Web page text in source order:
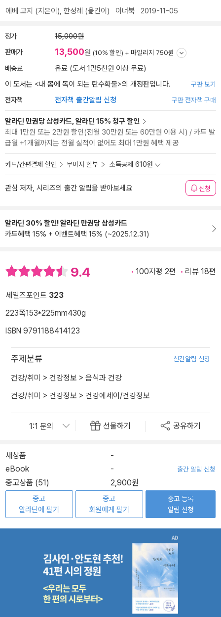
에베 고지 (지은이), 한성례 (옮긴이) 이너북 2019-11-05
정가 15,000원
판매가 13,500원 (10% 할인) + 마일리지 750원
배송료
유료 (도서 1만5천원 이상 무료)
이 도서는 <내 몸에 독이 되는 탄수화물>의 개정판입니다. 구판 보기
전자책 전자책 출간알림 신청 구판 전자책 구매
알라딘 만권당 삼성카드, 알라딘 15% 청구 할인
최대 1만원 또는 2만원 할인(전월 30만원 또는 60만원 이용 시) / 카드 발
급월 +1개월까지는 전월 실적이 없어도 최대 1만원 혜택 제공
카드/간편결제 할인 무이자 할부 소득공제 610원
관심 저자, 시리즈의 출간 알림을 받아보세요 신청
알라딘 30% 할인! 알라딘 만권당 삼성카드
카드혜택 15% + 이벤트혜택 15% (~2025.12.31)
9.4 100자평 2편 리뷰 18편
세일즈포인트 323
223쪽153*225mm430g
ISBN 9791188414123
주제분류 신간알림 신청
건강/취미 > 건강정보 > 음식과 건강
건강/취미 > 건강정보 > 건강에세이/건강정보
선물하기 공유하기
새상품
-
eBook
- 출간 알림 신청
중고상품 (51) 2,900원
중고
알라딘에 팔기
중고
회원에게 팔기
중고 등록
알림 신청